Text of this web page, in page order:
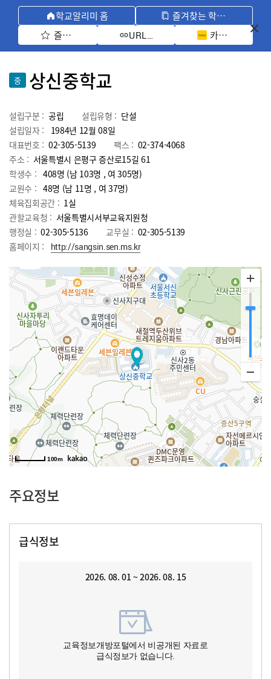
학교알리미 홈
즐겨찾는 학교 모아보기
즐겨찾기 선택
URL 복사 카카오톡 공유
중 상신중학교
설립구분 : 공립 설립유형 : 단설
설립일자 :
1984년 12월 08일
대표번호 : 02-305-5139 팩스 : 02-374-4068
주소 : 서울특별시 은평구 증산로15길 61
학생수 : 408명 (남 103명 , 여 305명)
교원수 : 48명 (남 11명 , 여 37명)
체육집회공간 : 1실
관할교육청 : 서울특별시서부교육지원청
행정실 : 02-305-5136 교무실 : 02-305-5139
홈페이지 :
http://sangsin.sen.ms.kr
100m
주요정보
급식정보
2026. 08. 01 ~ 2026. 08. 15
교육정보개방포털에서 비공개된 자료로
급식정보가 없습니다.